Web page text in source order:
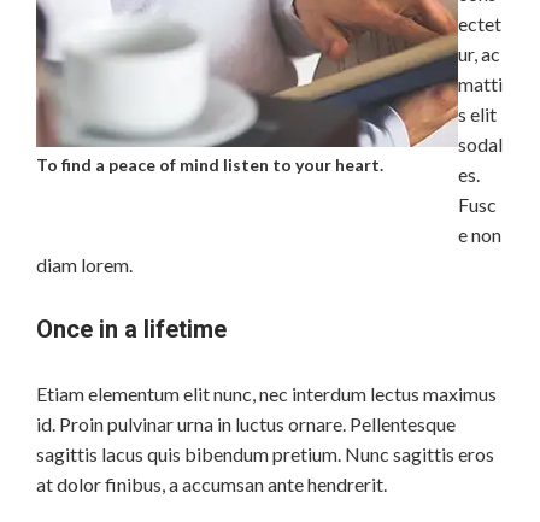
To find a peace of mind listen to your heart.
ectet
ur, ac
matti
s elit
sodal
es.
Fusc
e non
diam lorem.
Once in a lifetime
Etiam elementum elit nunc, nec interdum lectus maximus
id. Proin pulvinar urna in luctus ornare. Pellentesque
sagittis lacus quis bibendum pretium. Nunc sagittis eros
at dolor finibus, a accumsan ante hendrerit.